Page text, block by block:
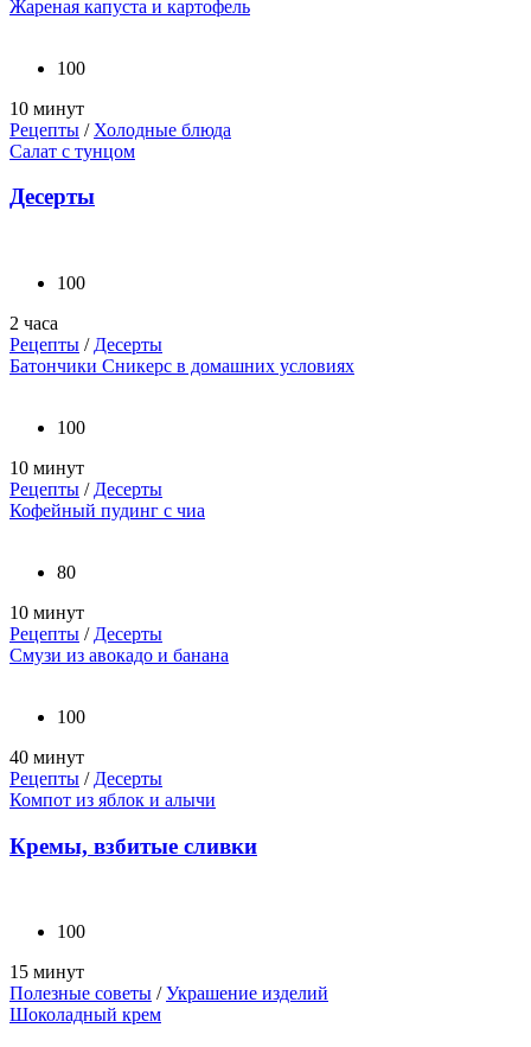
Жареная капуста и картофель
100
10 минут
Рецепты / Холодные блюда
Салат с тунцом
Десерты
100
2 часа
Рецепты / Десерты
Батончики Сникерс в домашних условиях
100
10 минут
Рецепты / Десерты
Кофейный пудинг с чиа
80
10 минут
Рецепты / Десерты
Смузи из авокадо и банана
100
40 минут
Рецепты / Десерты
Компот из яблок и алычи
Кремы, взбитые сливки
100
15 минут
Полезные советы /Украшение изделий
Шоколадный крем